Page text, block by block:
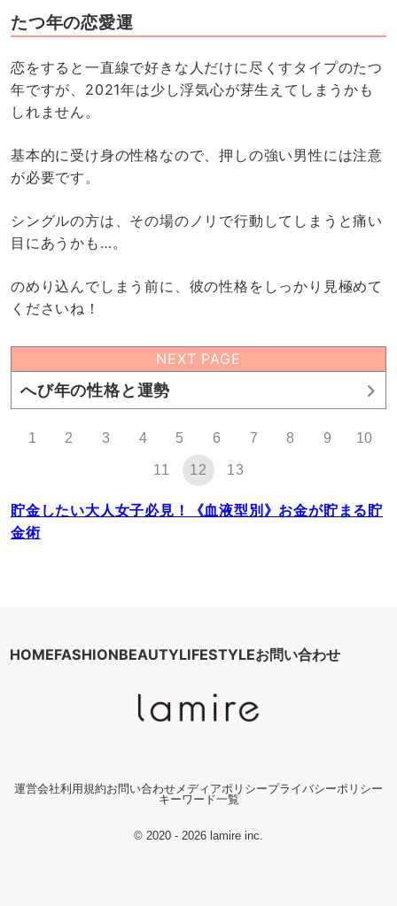
たつ年の恋愛運
恋をすると一直線で好きな人だけに尽くすタイプのたつ
年ですが、2021年は少し浮気心が芽生えてしまうかも
しれません。
基本的に受け身の性格なので、押しの強い男性には注意
が必要です。
シングルの方は、その場のノリで行動してしまうと痛い
目にあうかも…。
のめり込んでしまう前に、彼の性格をしっかり見極めて
くださいね！
NEXT PAGE
へび年の性格と運勢
1 2 3 4 5 6 7 8 9
10
11
12 13
貯金したい大人女子必見！《血液型別》お金が貯まる貯
金術
HOMEFASHIONBEAUTYLIFESTYLEお問い合わせ
運営会社利用規約お問い合わせメディアポリシープライバシーポリシー
キーワード一覧
© 2020 - 2026 lamire inc.